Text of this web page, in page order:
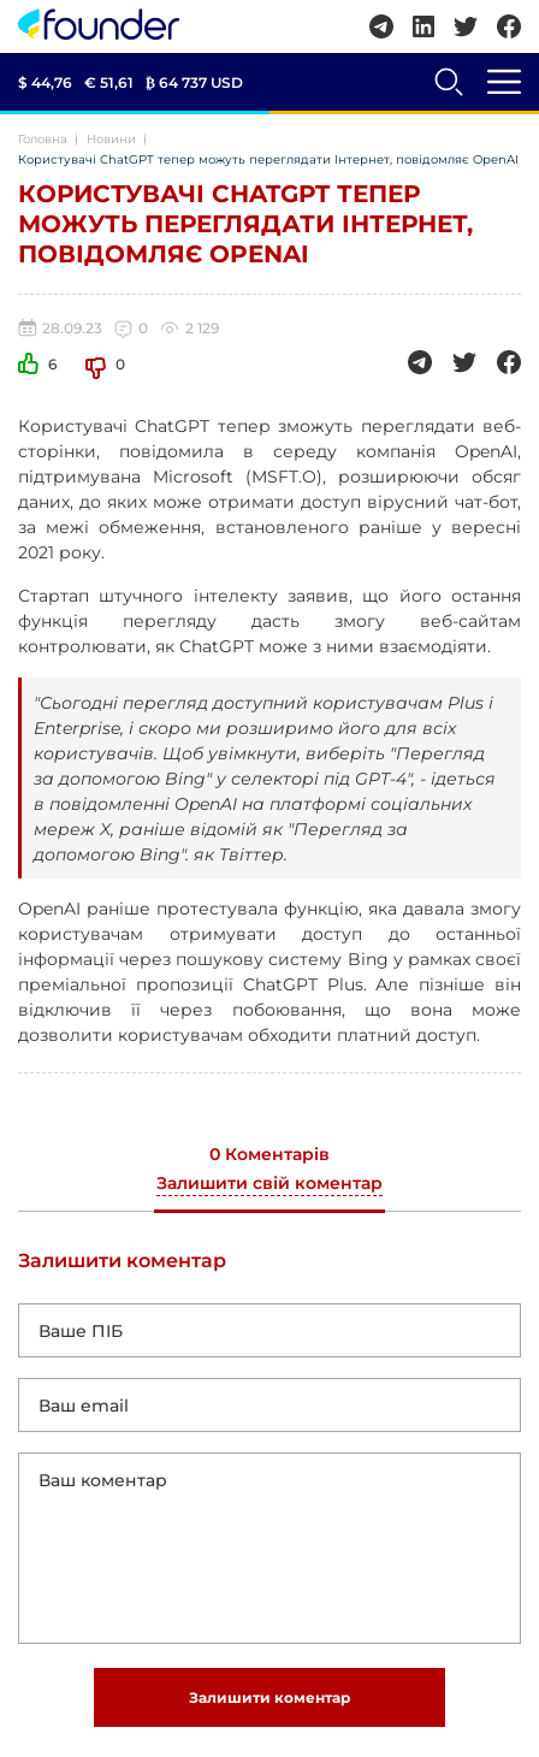
$ 44,76 € 51,61 ₿ 64 737 USD
Головна
Новини
Користувачі ChatGPT тепер можуть переглядати Інтернет, повідомляє OpenAI
КОРИСТУВАЧІ CHATGPT ТЕПЕР
МОЖУТЬ ПЕРЕГЛЯДАТИ ІНТЕРНЕТ,
ПОВІДОМЛЯЄ OPENAI
28.09.23 0
2 129
6
0
Користувачі ChatGPT тепер зможуть переглядати веб-
сторінки, повідомила в середу компанія OpenAI,
підтримувана Microsoft (MSFT.O), розширюючи обсяг
даних, до яких може отримати доступ вірусний чат-бот,
за межі обмеження, встановленого раніше у вересні
2021 року.
Стартап штучного інтелекту заявив, що його остання
функція перегляду дасть змогу веб-сайтам
контролювати, як ChatGPT може з ними взаємодіяти.
"Сьогодні перегляд доступний користувачам Plus і
Enterprise, і скоро ми розширимо його для всіх
користувачів. Щоб увімкнути, виберіть "Перегляд
за допомогою Bing" у селекторі під GPT-4", - ідеться
в повідомленні OpenAI на платформі соціальних
мереж X, раніше відомій як "Перегляд за
допомогою Bing". як Твіттер.
OpenAI раніше протестувала функцію, яка давала змогу
користувачам отримувати доступ до останньої
інформації через пошукову систему Bing у рамках своєї
преміальної пропозиції ChatGPT Plus. Але пізніше він
відключив її через побоювання, що вона може
дозволити користувачам обходити платний доступ.
0 Коментарів
Залишити свій коментар
Залишити коментар
Залишити коментар